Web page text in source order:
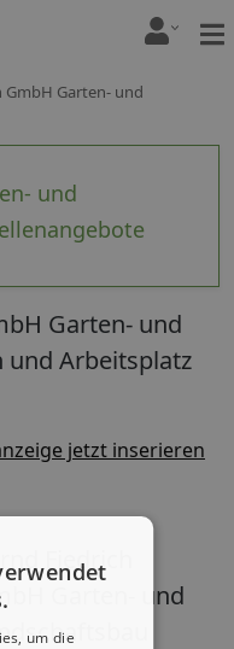
GmbH Garten- und
und
Garten- und
und Arbeitsplatz
jetzt inserieren
Fiedrich
Garten- und
um die